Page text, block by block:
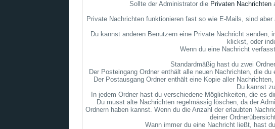
Sollte der Administrator die Privaten Nachrichten
Private Nachrichten funktionieren fast so wie E-Mails, sind
Du kannst anderen Benutzern eine Private Nachricht senden,
klickst, oder
Wenn du eine Nachricht
Standardmäßig hast du zwei
Der Posteingang Ordner enthält alle neuen Nachrichten, die
Der Postausgang Ordner enthält eine Kopie aller
Du kannst
In jedem Ordner hast du verschiedene Möglichkeiten, die es
Du musst alte Nachrichten regelmässig löschen, da der
Ordnern haben kannst. Wenn du die Anzahl der erlaubten
deiner
Wann immer du eine Nachricht ließt, hast